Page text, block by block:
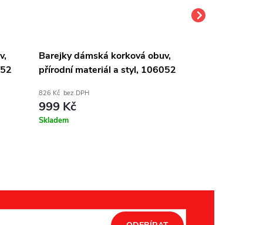
Barejky dámská korková obuv,
přírodní materiál a styl, 106052
826 Kč bez DPH
999 Kč
Skladem